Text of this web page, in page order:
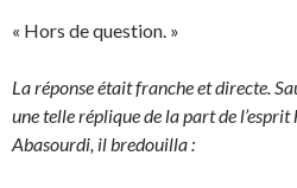
« Hors de question. »
La réponse était franche et directe.
une telle réplique de la part de l’esprit
Abasourdi, il bredouilla :